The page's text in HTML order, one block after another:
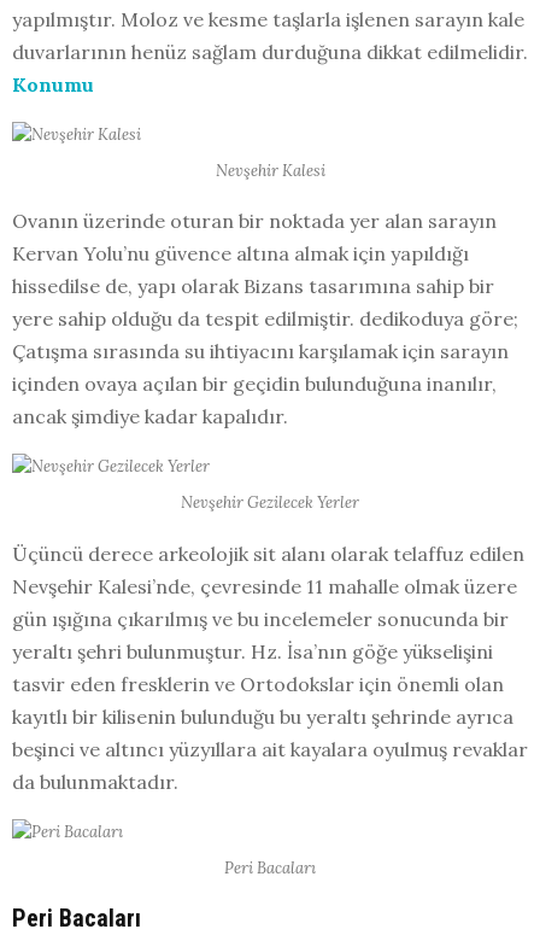
yapılmıştır. Moloz ve kesme taşlarla işlenen sarayın kale
duvarlarının henüz sağlam durduğuna dikkat edilmelidir.
Konumu
Nevşehir Kalesi
Ovanın üzerinde oturan bir noktada yer alan sarayın
Kervan Yolu’nu güvence altına almak için yapıldığı
hissedilse de, yapı olarak Bizans tasarımına sahip bir
yere sahip olduğu da tespit edilmiştir. dedikoduya göre;
Çatışma sırasında su ihtiyacını karşılamak için sarayın
içinden ovaya açılan bir geçidin bulunduğuna inanılır,
ancak şimdiye kadar kapalıdır.
Nevşehir Gezilecek Yerler
Üçüncü derece arkeolojik sit alanı olarak telaffuz edilen
Nevşehir Kalesi’nde, çevresinde 11 mahalle olmak üzere
gün ışığına çıkarılmış ve bu incelemeler sonucunda bir
yeraltı şehri bulunmuştur. Hz. İsa’nın göğe yükselişini
tasvir eden fresklerin ve Ortodokslar için önemli olan
kayıtlı bir kilisenin bulunduğu bu yeraltı şehrinde ayrıca
beşinci ve altıncı yüzyıllara ait kayalara oyulmuş revaklar
da bulunmaktadır.
Peri Bacaları
Peri Bacaları